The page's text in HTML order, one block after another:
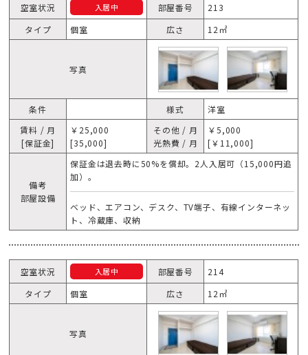
空室状況 入居中 部屋番号
213
タイプ
個室 広さ 12㎡
写真
条件 様式
洋室
賃料 / 月
[保証金]
￥25,000
[35,000]
その他 / 月
光熱費 / 月
￥5,000
[￥11,000]
備考
部屋設備
保証金は退去時に50%を償却。2人入居可（15,000円追
加）。
ベッド、エアコン、デスク、TV端子、有線インターネッ
ト、冷蔵庫、収納
空室状況 入居中 部屋番号
214
タイプ
個室 広さ 12㎡
写真